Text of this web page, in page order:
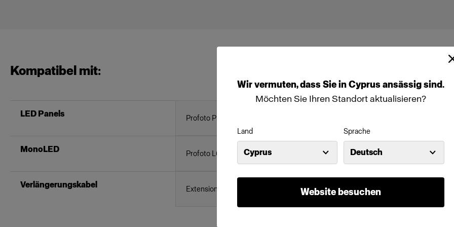
Wirvermuten,dass SieinCyprus ansässigsind.
Möchten Sie Ihren Standort aktualisieren?
Land
Cyprus
Sprache
Deutsch
Website besuchen
Kompatibel mit:
LED Panels Profoto ProPanel 3x2 (2000W)
MonoLED Profoto L600C (600W) Profoto L600D (600W)
Verlängerungskabel Extension Cable PowerCON 10 m